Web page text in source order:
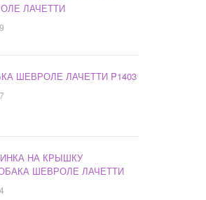
ЛАЧЕТТИ
ШЕВРОЛЕ ЛАЧЕТТИ P1403
НА КРЫШКУ
ШЕВРОЛЕ ЛАЧЕТТИ